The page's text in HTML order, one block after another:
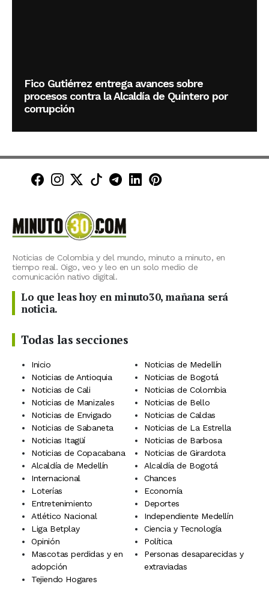
Fico Gutiérrez entrega avances sobre
procesos contra la Alcaldía de Quintero por
corrupción
Minuto30 en Facebook
Minuto30 en Instagram
Minuto30 en X (Twitter)
Minuto30 en TikTok
Canal de Minuto30 en
Minuto30 en LinkedIn
Minuto30 en
Noticias de Colombia y del mundo, minuto a minuto, en
tiempo real. Oigo, veo y leo en un solo medio de
comunicación nativo digital.
Lo que leas hoy en minuto30, mañana será
noticia.
Todas las secciones
Inicio
Noticias de Medellín
Noticias de Antioquia
Noticias de Bogotá
Noticias de Cali
Noticias de Colombia
Noticias de Manizales
Noticias de Bello
Noticias de Envigado
Noticias de Caldas
Noticias de Sabaneta
Noticias de La Estrella
Noticias Itagüí
Noticias de Barbosa
Noticias de Copacabana
Noticias de Girardota
Alcaldía de Medellín
Alcaldía de Bogotá
Internacional
Chances
Loterías
Economía
Entretenimiento
Deportes
Atlético Nacional
Independiente Medellín
Liga Betplay
Ciencia y Tecnología
Opinión
Política
Mascotas perdidas y en
adopción
Personas desaparecidas y
extraviadas
Tejiendo Hogares